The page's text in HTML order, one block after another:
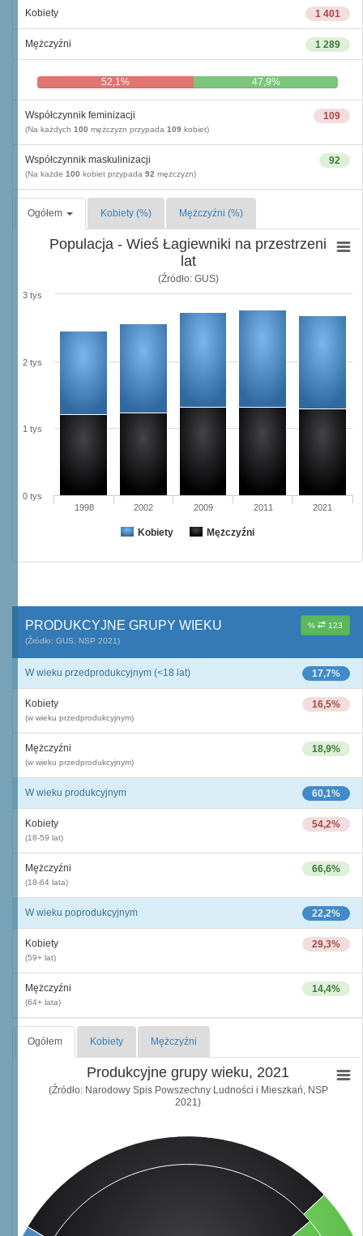
1 401
Kobiety
1 289
Mężczyźni
52,1% 47,9%
109
Współczynnik feminizacji
(Na każdych 100 mężczyzn przypada 109 kobiet)
92
Współczynnik maskulinizacji
(Na każde 100 kobiet przypada 92 mężczyzn)
Ogółem Kobiety (%) Mężczyźni (%)
Populacja - Wieś Łagiewniki na przestrzeni
lat
(Źródło: GUS)
Kobiety Mężczyźni
1998 2002 2009 2011 2021
0 tys
1 tys
2 tys
3 tys
% 123
PRODUKCYJNE GRUPY WIEKU
(Źródło: GUS, NSP 2021)
17,7%
W wieku przedprodukcyjnym (<18 lat)
16,5%
Kobiety
(w wieku przedprodukcyjnym)
18,9%
Mężczyźni
(w wieku przedprodukcyjnym)
60,1%
W wieku produkcyjnym
54,2%
Kobiety
(18-59 lat)
66,6%
Mężczyźni
(18-64 lata)
22,2%
W wieku poprodukcyjnym
29,3%
Kobiety
(59+ lat)
14,4%
Mężczyźni
(64+ lata)
Ogółem Kobiety Mężczyźni
Produkcyjne grupy wieku, 2021
(Źródło: Narodowy Spis Powszechny Ludności i Mieszkań, NSP
2021)